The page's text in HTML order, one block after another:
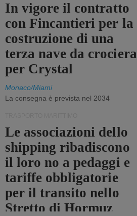
In vigore il contratto
con Fincantieri per la
costruzione di una
terza nave da crociera
per Crystal
Monaco/Miami
La consegna è prevista nel 2034
Le associazioni dello
shipping ribadiscono
il loro no a pedaggi e
tariffe obbligatorie
per il transito nello
Stretto di Hormuz